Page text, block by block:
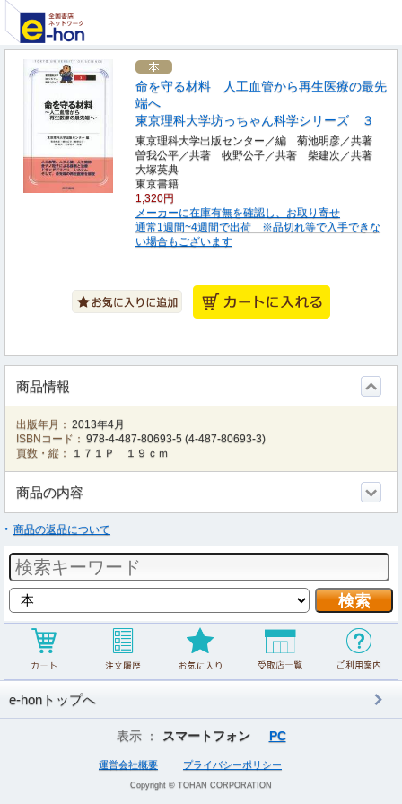
命を守る材料 人工血管から再生医療の最先
端へ
東京理科大学坊っちゃん科学シリーズ ３
東京理科大学出版センター／編 菊池明彦／共著
曽我公平／共著 牧野公子／共著 柴建次／共著
大塚英典
東京書籍
1,320円
メーカーに在庫有無を確認し、お取り寄せ
通常1週間~4週間で出荷 ※品切れ等で入手できな
い場合もございます
商品情報
出版年月： 2013年4月
ISBNコード： 978-4-487-80693-5 (4-487-80693-3)
頁数・縦：
１７１Ｐ １９ｃｍ
商品の内容
商品の返品について
e-honトップへ
表示 ： スマートフォン PC
運営会社概要 プライバシーポリシー
Copyright © TOHAN CORPORATION